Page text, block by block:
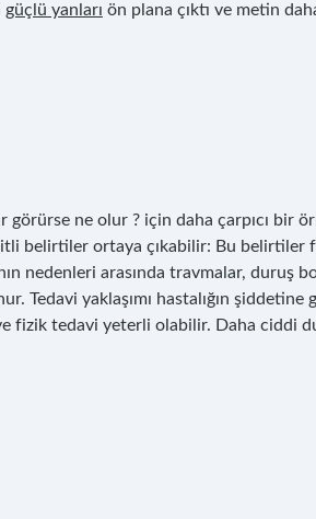
güçlü yanları ön plana çıktı ve metin
görürse ne olur ? için daha çarpıcı bir
belirtiler ortaya çıkabilir: Bu belirtiler
nedenleri arasında travmalar, duruş
Tedavi yaklaşımı hastalığın
fizik tedavi yeterli olabilir. Daha ciddi